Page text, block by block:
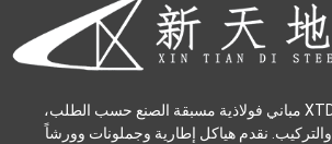
توفر XTD Steel Structure مباني فولاذية مسبقة الصنع حسب الطلب،
نقدم هياكل إطارية وجملونات وورشاً